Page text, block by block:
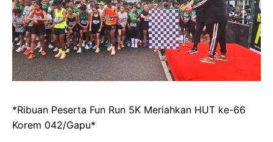
*Ribuan Peserta Fun Run 5K Meriahkan HUT ke-66
Korem 042/Gapu*